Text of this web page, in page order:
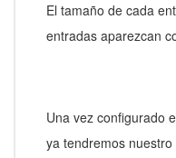
El tamaño de cada
entradas aparezcan
Una vez configurado
ya tendremos